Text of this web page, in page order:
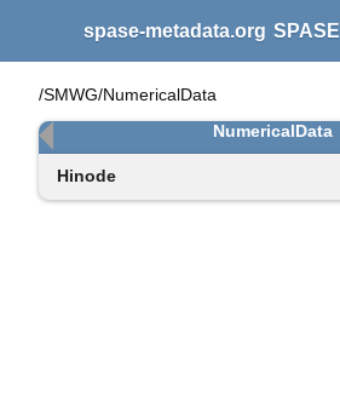
spase-metadata.org SPASE
/SMWG/NumericalData
NumericalData
Hinode